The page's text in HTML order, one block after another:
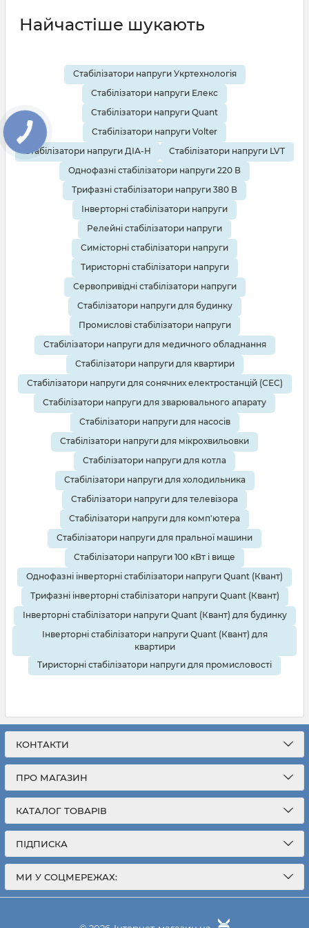
Найчастіше шукають
Стабілізатори напруги Укртехнологія
Стабілізатори напруги Елекс
Стабілізатори напруги Quant
Стабілізатори напруги Volter
Стабілізатори напруги ДІА-Н
Стабілізатори напруги LVT
Однофазні стабілізатори напруги 220 В
Трифазні стабілізатори напруги 380 В
Інверторні стабілізатори напруги
Релейні стабілізатори напруги
Симісторні стабілізатори напруги
Тиристорні стабілізатори напруги
Сервопривідні стабілізатори напруги
Стабілізатори напруги для будинку
Промислові стабілізатори напруги
Стабілізатори напруги для медичного обладнання
Стабілізатори напруги для квартири
Стабілізатори напруги для сонячних електростанцій (СЕС)
Стабілізатори напруги для зварювального апарату
Стабілізатори напруги для насосів
Стабілізатори напруги для мікрохвильовки
Стабілізатори напруги для котла
Стабілізатори напруги для холодильника
Стабілізатори напруги для телевізора
Стабілізатори напруги для комп'ютера
Стабілізатори напруги для пральної машини
Стабілізатори напруги 100 кВт і вище
Однофазні інверторні стабілізатори напруги Quant (Квант)
Трифазні інверторні стабілізатори напруги Quant (Квант)
Інверторні стабілізатори напруги Quant (Квант) для будинку
Інверторні стабілізатори напруги Quant (Квант) для
квартири
Тиристорні стабілізатори напруги для промисловості
КОНТАКТИ
ПРО МАГАЗИН
КАТАЛОГ ТОВАРІВ
ПІДПИСКА
МИ У СОЦМЕРЕЖАХ: